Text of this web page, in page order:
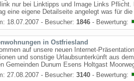
nur bei Linktipps und Image Links Pflicht.
eine eigene Detailseite angelegt was für die
18.07.2007 - Besucher: 1846 - Bewertung:
in Ostfriesland
auf unsere neuen Internet-
und sonstige Urlaubsunterkünft aus
Gemeinden Dunum Esens Holtgast
27.08.2007 - Besucher: 3140 - Bewertung: